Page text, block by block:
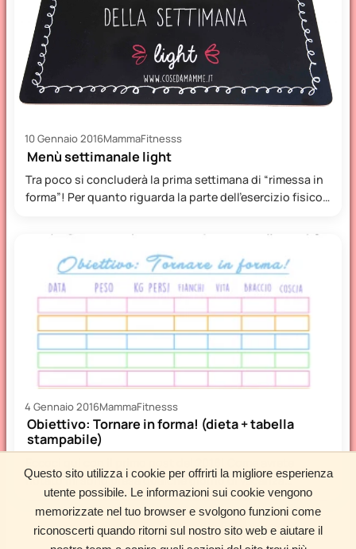
Questo sito utilizza i cookie per offrirti la migliore esperienza
utente possibile. Le informazioni sui cookie vengono
memorizzate nel tuo browser e svolgono funzioni come
riconoscerti quando ritorni sul nostro sito web e aiutare il
10 Gennaio 2016MammaFitnesss
Menù settimanale light
Tra poco si concluderà la prima settimana di “rimessa in
forma”! Per quanto riguarda la parte dell’esercizio fisico…
4 Gennaio 2016MammaFitnesss
Obiettivo: Tornare in forma! (dieta + tabella
stampabile)
notato mi sono presa qualche giorno di vacanza…
Carica altri articoli